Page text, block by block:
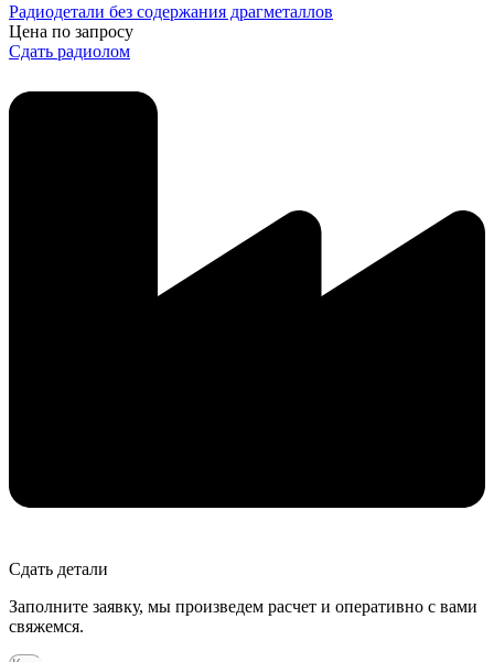
Радиодетали без содержания драгметаллов
Цена по запросу
Сдать радиолом
Сдать детали
Заполните заявку, мы произведем расчет и оперативно с вами
свяжемся.